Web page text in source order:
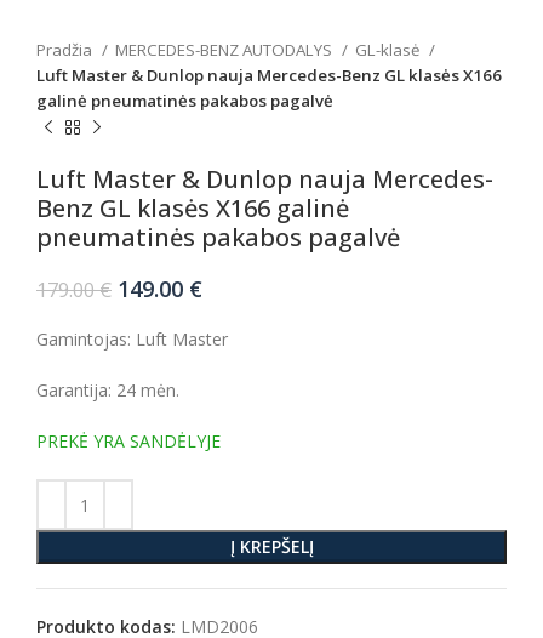
Pradžia MERCEDES-BENZ AUTODALYS
GL-klasė
Luft Master & Dunlop nauja Mercedes-Benz GL klasės X166
galinė pneumatinės pakabos pagalvė
Luft Master & Dunlop nauja Mercedes-
Benz GL klasės X166 galinė
pneumatinės pakabos pagalvė
179.00€ Original
was:
149.00 €Current
is:
Gamintojas: Luft Master
Garantija: 24 mėn.
PREKĖ YRA SANDĖLYJE
Į KREPŠELĮ
Produkto kodas: LMD2006